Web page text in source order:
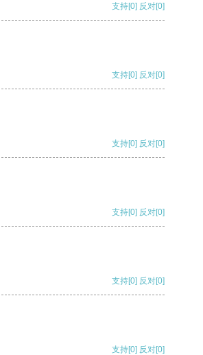
支持[0] 反对[0]
支持[0] 反对[0]
支持[0] 反对[0]
支持[0] 反对[0]
支持[0] 反对[0]
支持[0] 反对[0]